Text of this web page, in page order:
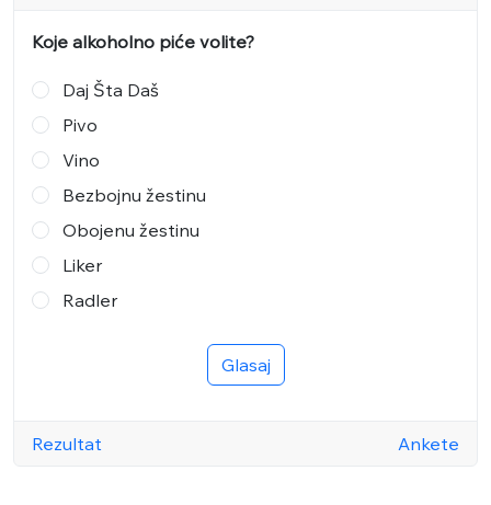
Koje alkoholno piće volite?
Daj Šta Daš
Pivo
Vino
Bezbojnu žestinu
Obojenu žestinu
Liker
Radler
Glasaj
Rezultat Ankete